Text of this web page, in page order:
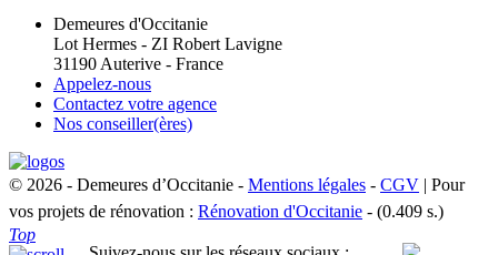
Demeures d'Occitanie
Lot Hermes - ZI Robert Lavigne
31190 Auterive - France
Appelez-nous
Contactez votre agence
Nos conseiller(ères)
© 2026 - Demeures d’Occitanie - Mentions légales - CGV | Pour
vos projets de rénovation : Rénovation d'Occitanie - (0.409 s.)
Top